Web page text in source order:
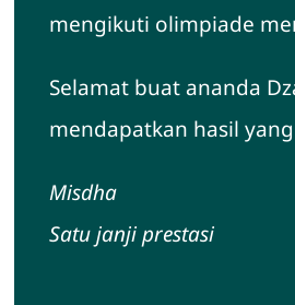
mengikuti olimpiade
Selamat buat ananda
mendapatkan hasil
Misdha
Satu janji prestasi